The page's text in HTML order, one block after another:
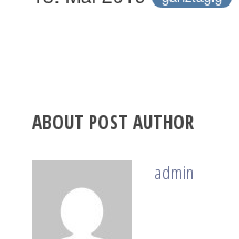
ABOUT POST AUTHOR
admin